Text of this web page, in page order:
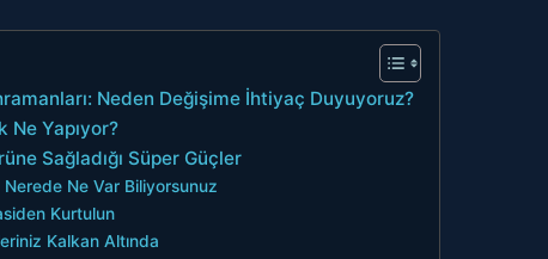
Neden Değişime İhtiyaç Duyuyoruz?
Ne Yapıyor?
Sağladığı Süper Güçler
Ne Var Biliyorsunuz
Kurtulun
Kalkan Altında